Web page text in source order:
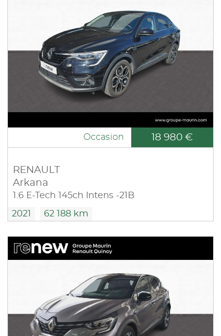
Occasion 18 980 €
RENAULT
Arkana
1.6 E-Tech 145ch Intens -21B
2021 62 188 km